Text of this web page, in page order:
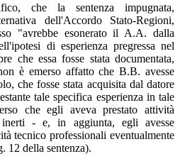
che la sentenza impugnata,
dell'Accordo Stato-Regioni,
"avrebbe esonerato il A.A. dalla
di esperienza pregressa nel
che essa fosse stata documentata,
è emerso affatto che B.B. avesse
che fosse stata acquisita dal datore
tale specifica esperienza in tale
che egli aveva prestato attività
- e, in aggiunta, egli avesse
tecnico professionali eventualmente
12 della sentenza).